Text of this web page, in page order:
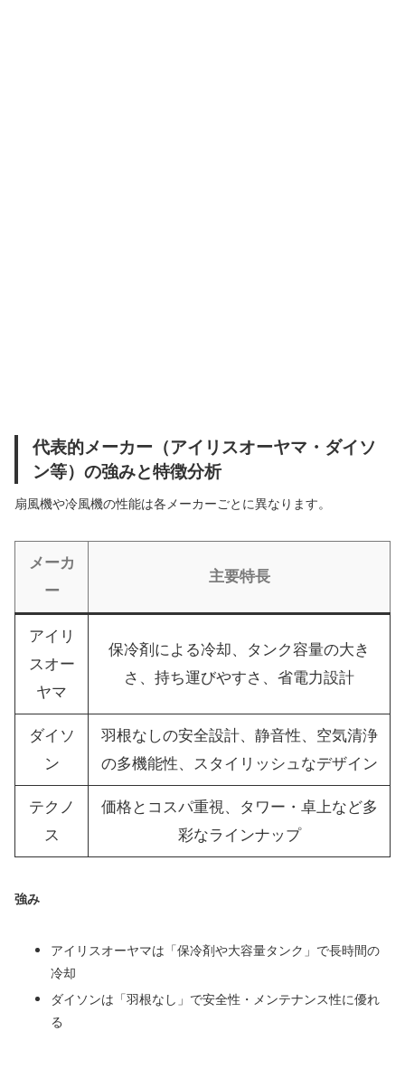
代表的メーカー（アイリスオーヤマ・ダイソ
ン等）の強みと特徴分析
扇風機や冷風機の性能は各メーカーごとに異なります。
メーカ
ー
主要特長
アイリ
スオー
ヤマ
保冷剤による冷却、タンク容量の大き
さ、持ち運びやすさ、省電力設計
ダイソ
ン
羽根なしの安全設計、静音性、空気清浄
の多機能性、スタイリッシュなデザイン
テクノ
ス
価格とコスパ重視、タワー・卓上など多
彩なラインナップ
強み
アイリスオーヤマは「保冷剤や大容量タンク」で長時間の
冷却
ダイソンは「羽根なし」で安全性・メンテナンス性に優れ
る